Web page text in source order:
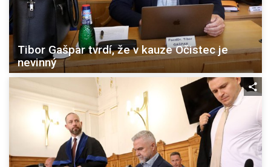
Tibor Gašpar tvrdí, že v kauze Očistec je
nevinný